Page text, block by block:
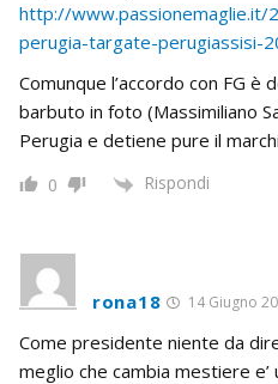
http://www.passionemaglie.it/
perugia-targate-perugiassisi-
Comunque l’accordo con FG
barbuto in foto (Massimiliano
Perugia e detiene pure il
0 Rispondi
rona18 14 Giugno
Come presidente niente da
meglio che cambia mestiere e’